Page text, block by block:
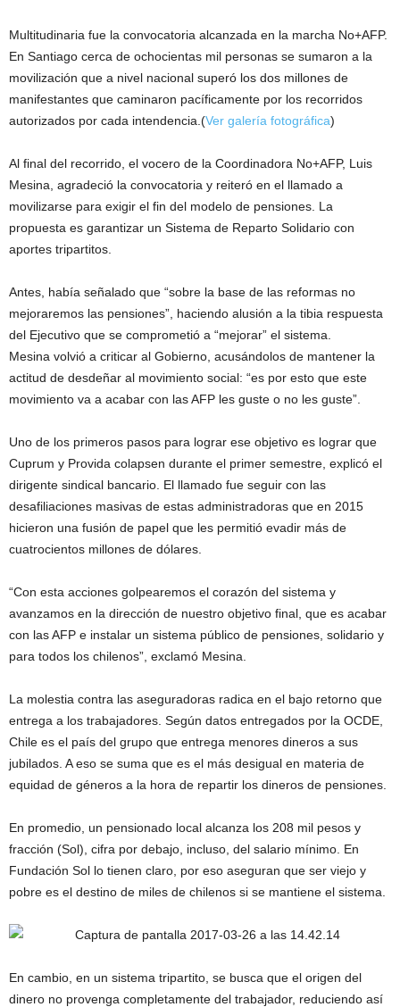
Multitudinaria fue la convocatoria alcanzada en la marcha No+AFP.
En Santiago cerca de ochocientas mil personas se sumaron a la
movilización que a nivel nacional superó los dos millones de
manifestantes que caminaron pacíficamente por los recorridos
autorizados por cada intendencia.(Ver galería fotográfica)
Al final del recorrido, el vocero de la Coordinadora No+AFP, Luis
Mesina, agradeció la convocatoria y reiteró en el llamado a
movilizarse para exigir el fin del modelo de pensiones. La
propuesta es garantizar un Sistema de Reparto Solidario con
aportes tripartitos.
Antes, había señalado que “sobre la base de las reformas no
mejoraremos las pensiones”, haciendo alusión a la tibia respuesta
del Ejecutivo que se comprometió a “mejorar” el sistema.
Mesina volvió a criticar al Gobierno, acusándolos de mantener la
actitud de desdeñar al movimiento social: “es por esto que este
movimiento va a acabar con las AFP les guste o no les guste”.
Uno de los primeros pasos para lograr ese objetivo es lograr que
Cuprum y Provida colapsen durante el primer semestre, explicó el
dirigente sindical bancario. El llamado fue seguir con las
desafiliaciones masivas de estas administradoras que en 2015
hicieron una fusión de papel que les permitió evadir más de
cuatrocientos millones de dólares.
“Con esta acciones golpearemos el corazón del sistema y
avanzamos en la dirección de nuestro objetivo final, que es acabar
con las AFP e instalar un sistema público de pensiones, solidario y
para todos los chilenos”, exclamó Mesina.
La molestia contra las aseguradoras radica en el bajo retorno que
entrega a los trabajadores. Según datos entregados por la OCDE,
Chile es el país del grupo que entrega menores dineros a sus
jubilados. A eso se suma que es el más desigual en materia de
equidad de géneros a la hora de repartir los dineros de pensiones.
En promedio, un pensionado local alcanza los 208 mil pesos y
fracción (Sol), cifra por debajo, incluso, del salario mínimo. En
Fundación Sol lo tienen claro, por eso aseguran que ser viejo y
pobre es el destino de miles de chilenos si se mantiene el sistema.
En cambio, en un sistema tripartito, se busca que el origen del
dinero no provenga completamente del trabajador, reduciendo así